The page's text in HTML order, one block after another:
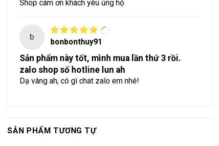
Shop cám ơn khách yêu ủng hộ
b
bonbonthuy91
Sản phẩm này tốt, mình mua lần thứ 3 rồi.
zalo shop số hotline lun ah
Dạ vâng ah, có gì chat zalo em nhé!
SẢN PHẨM TƯƠNG TỰ